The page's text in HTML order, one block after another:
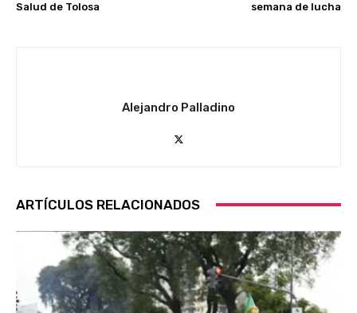
Salud de Tolosa
semana de lucha
Alejandro Palladino
ARTÍCULOS RELACIONADOS